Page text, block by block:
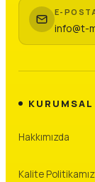
E-
info@t-
KURUMSAL
Hakkımızda
Kalite Politikamız